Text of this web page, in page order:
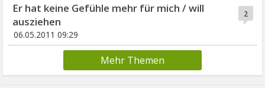
2
Er hat keine Gefühle mehr für mich / will
ausziehen
06.05.2011 09:29
Mehr Themen